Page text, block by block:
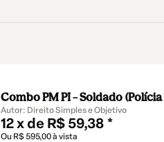
Combo PM PI – Soldado
Autor: Direito Simples e Objetivo
12 x de R$ 59,38 *
Ou R$ 595,00 à vista